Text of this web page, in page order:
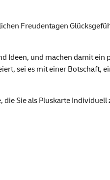
Freudentagen
und machen damit ein
sei es mit einer Botschaft,
Sie als Pluskarte